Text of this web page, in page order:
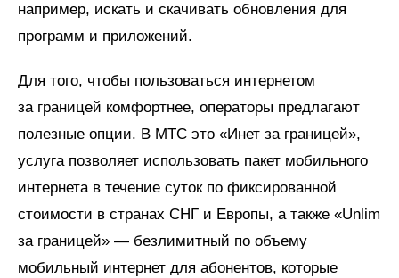
например, искать и скачивать обновления для
программ и приложений.
Для того, чтобы пользоваться интернетом
за границей комфортнее, операторы предлагают
полезные опции. В МТС это «Инет за границей»,
услуга позволяет использовать пакет мобильного
интернета в течение суток по фиксированной
стоимости в странах СНГ и Европы, а также «Unlim
за границей» — безлимитный по объему
мобильный интернет для абонентов, которые